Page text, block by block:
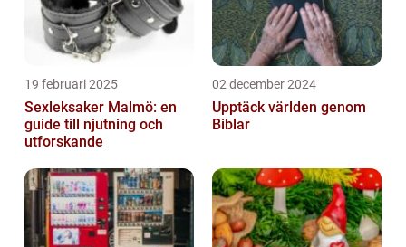
19 februari 2025
Sexleksaker Malmö: en
guide till njutning och
utforskande
02 december 2024
Upptäck världen genom
Biblar